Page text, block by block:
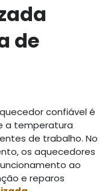
de
confiável é
a temperatura
de trabalho. No
os aquecedores
ao
e reparos